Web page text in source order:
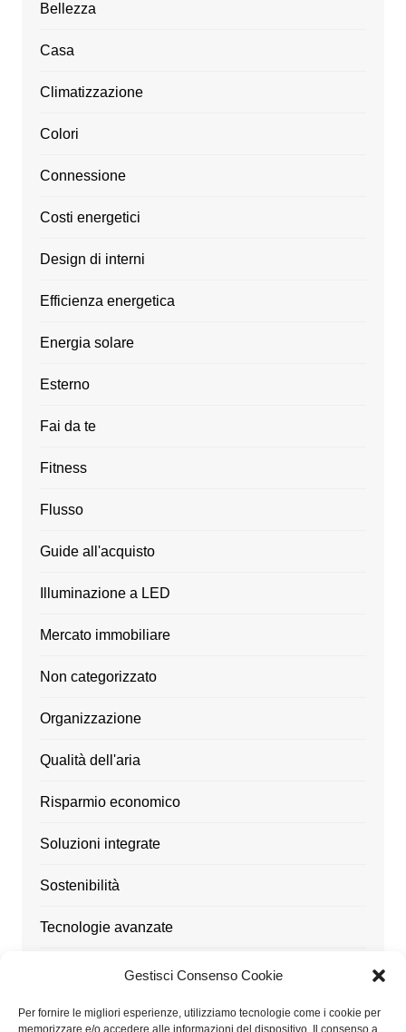
Gestisci Consenso Cookie
Per fornire le migliori esperienze, utilizziamo tecnologie come i cookie per
memorizzare e/o accedere alle informazioni del dispositivo. Il consenso a
Bellezza
Casa
Climatizzazione
Colori
Connessione
Costi energetici
Design di interni
Efficienza energetica
Energia solare
Esterno
Fai da te
Fitness
Flusso
Guide all'acquisto
Illuminazione a LED
Mercato immobiliare
Non categorizzato
Organizzazione
Qualità dell'aria
Risparmio economico
Soluzioni integrate
Sostenibilità
Tecnologie avanzate
Utensili